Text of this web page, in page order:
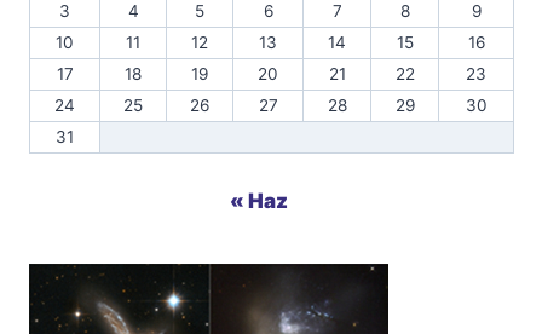
3
4 5 6 7 8
9
10
11 12 13 14 15
16
17
18 19 20 21 22
23
24
25 26 27 28 29
30
31
« Haz